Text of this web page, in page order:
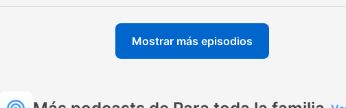
Mostrar más episodios